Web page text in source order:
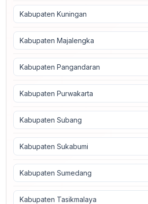
Kabupaten Kuningan
Kabupaten Majalengka
Kabupaten Pangandaran
Kabupaten Purwakarta
Kabupaten Subang
Kabupaten Sukabumi
Kabupaten Sumedang
Kabupaten Tasikmalaya